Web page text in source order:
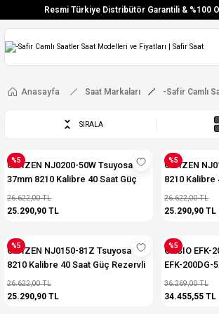
Resmi Türkiye Distribütör Garantili & %100
Vade Farksız 6 Taksit
Aynı Gün Stoktan Gönderim
Ücretsiz Kargo
Anasayfa Saat Markaları -Safir Camlı
SIRALA
%5
CITIZEN NJ0200-50W Tsuyosa
37mm 8210 Kalibre 40 Saat Güç
Rezervli Otomatik Erkek Kol Saati
26.622,00 TL
25.290,90 TL
%5
CITIZEN
8210 Kalibre
Otomatik
26.622,00 TL
25.290,90 TL
%5
CITIZEN NJ0150-81Z Tsuyosa
8210 Kalibre 40 Saat Güç Rezervli
Otomatik Erkek Kol Saati
26.622,00 TL
25.290,90 TL
%5
CASIO EFK-
EFK-200DG-
Kalibre 42
Otomatik
36.269,00 TL
34.455,55 TL